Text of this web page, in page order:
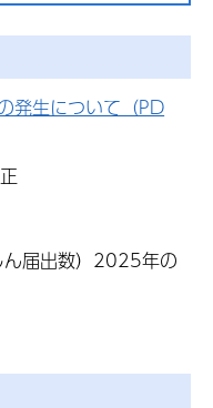
発生について（PD
ん届出数）2025年の